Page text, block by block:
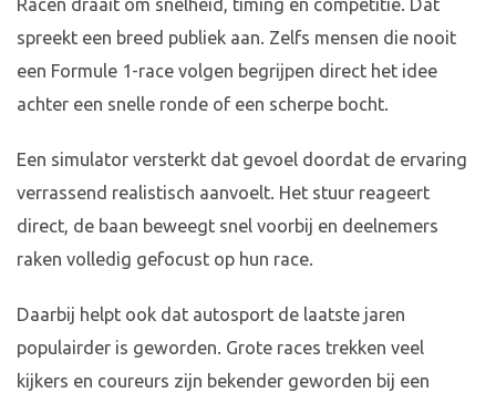
Racen draait om snelheid, timing en competitie. Dat
spreekt een breed publiek aan. Zelfs mensen die nooit
een Formule 1-race volgen begrijpen direct het idee
achter een snelle ronde of een scherpe bocht.
Een simulator versterkt dat gevoel doordat de ervaring
verrassend realistisch aanvoelt. Het stuur reageert
direct, de baan beweegt snel voorbij en deelnemers
raken volledig gefocust op hun race.
Daarbij helpt ook dat autosport de laatste jaren
populairder is geworden. Grote races trekken veel
kijkers en coureurs zijn bekender geworden bij een